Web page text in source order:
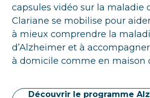
capsules vidéo sur la maladie
Clariane se mobilise pour
à mieux comprendre la
d’Alzheimer et à
à domicile comme en maison
Découvrir le programme